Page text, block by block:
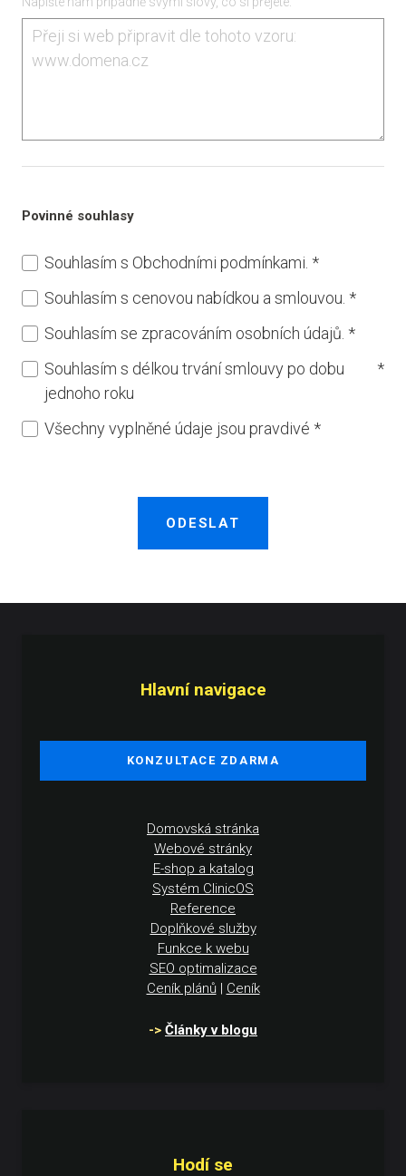
Povinné souhlasy
Souhlasím s Obchodními podmínkami. *
Souhlasím s cenovou nabídkou a smlouvou. *
Souhlasím se zpracováním osobních údajů. *
Souhlasím s délkou trvání smlouvy po dobu
jednoho roku
*
Všechny vyplněné údaje jsou pravdivé *
ODESLAT
Hlavní navigace
KONZULTACE ZDARMA
Domovská stránka
Webové stránky
E-shop a katalog
Systém ClinicOS
Reference
Doplňkové služby
Funkce k webu
SEO optimalizace
Ceník plánů| Ceník
-> Články v blogu
Hodí se